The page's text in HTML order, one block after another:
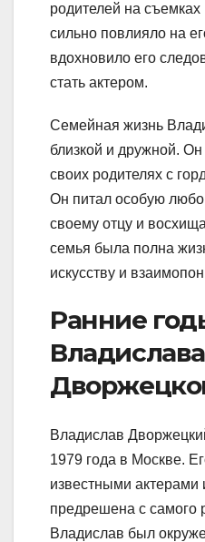
родителей на
сильно повлияло на
вдохновило его
стать актером.
Семейная жизнь
близкой и дружной. Он
своих родителях с
Он питал особую
своему отцу и
семья была полна
искусству и
Ранние
Владислава
Владислав
1979 года в Москве.
известными актерами
предрешена с самого
Владислав был